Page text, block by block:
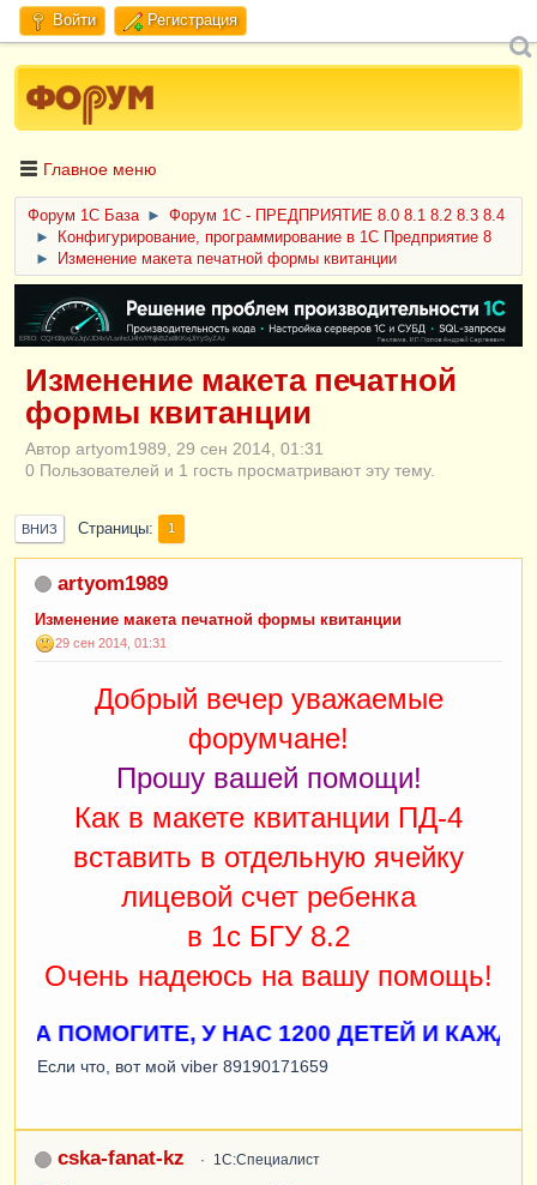
Войти Регистрация
Главное меню
Форум 1C База ►
Форум 1С - ПРЕДПРИЯТИЕ 8.0 8.1 8.2 8.3 8.4
►
Конфигурирование, программирование в 1С Предприятие 8
►
Изменение макета печатной формы квитанции
ERID: CQH36pWzJqVJD4xVLsnhcU4hVPNjkBZe8KKxjJiYySyZAz
Изменение макета печатной
формы квитанции
Автор artyom1989, 29 сен 2014, 01:31
0 Пользователей и 1 гость просматривают эту тему.
ВНИЗ Страницы 1
artyom1989
Изменение макета печатной формы квитанции
29 сен 2014, 01:31
Добрый вечер уважаемые
форумчане!
Прошу вашей помощи!
Как в макете квитанции ПД-4
вставить в отдельную ячейку
лицевой счет ребенка
в 1с БГУ 8.2
Очень надеюсь на вашу помощь!
ПОМОГИТЕ, У НАС 1200 ДЕТЕЙ И
Если что, вот мой viber 89190171659
cska-fanat-kz 1С:Специалист